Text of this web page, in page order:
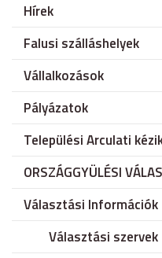
Hírek
Falusi szálláshelyek
Vállalkozások
Pályázatok
Települési Arculati
ORSZÁGGYÜLÉSI
Választási Információk
Választási szervek